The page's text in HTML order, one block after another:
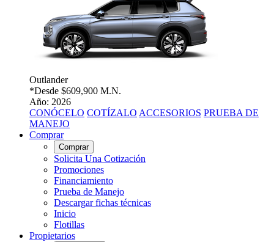
Outlander
*Desde $609,900 M.N.
Año: 2026
CONÓCELO COTÍZALO ACCESORIOS PRUEBA DE
MANEJO
Comprar
Comprar
Solicita Una Cotización
Promociones
Financiamiento
Prueba de Manejo
Descargar fichas técnicas
Inicio
Flotillas
Propietarios